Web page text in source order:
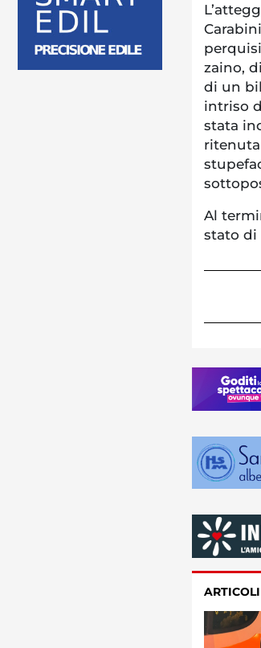
zaino,
di un
intriso
stata
Al
stato di